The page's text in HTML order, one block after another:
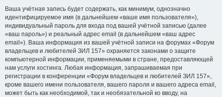
Ваша учётная запись будет содержать, как минимум, однозначно
идентифицируемое имя (в дальнейшем «ваше имя пользователя»),
индивидуальный пароль для входа под вашей учётной записью (далее
«ваш пароль») и реальный адрес email (в дальнейшем «ваш адрес
email»). Ваша информация из вашей учётной записи на форумах «Форум
владельцев и любителей ЗИЛ 157» охраняется законами о защите
компьютерной информации, применяемыми в стране, предоставляющей
нам услуги хостинга. Любая информация, запрашиваемая при
регистрации в конференции «Форум владельцев и любителей ЗИЛ 157»,
кроме вашего имени пользователя, вашего пароля и вашего адреса email,
может быть как необходимой, так и необязательной ко вводу, на